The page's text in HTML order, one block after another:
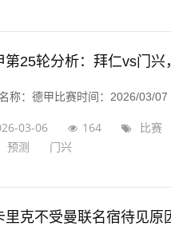
第25轮分析：拜仁vs门
称：德甲比赛时间：2026/03/
03-06 164 比赛
预测 门兴
里克不受曼联名宿待见